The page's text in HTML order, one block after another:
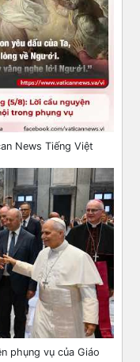
News Tiếng Việt
phụng vụ của Giáo